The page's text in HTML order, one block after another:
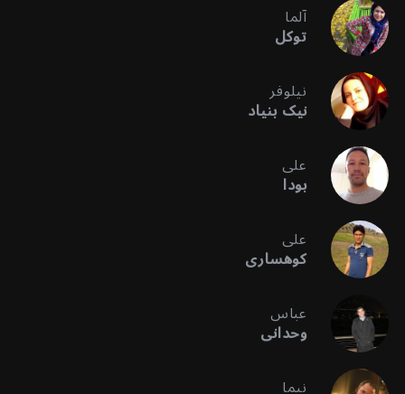
آلما
توکل
نیلوفر
نیک بنیاد
علی
بودا
علی
کوهساری
عباس
وحدانی
نیما